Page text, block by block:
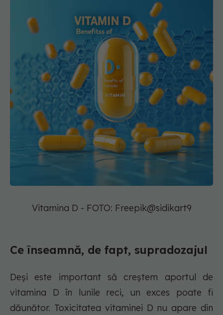
Vitamina D - FOTO: Freepik@sidikart9
Ce înseamnă, de fapt, supradozajul
Deși este important să creștem aportul de
vitamina D în lunile reci, un exces poate fi
dăunător. Toxicitatea vitaminei D nu apare din